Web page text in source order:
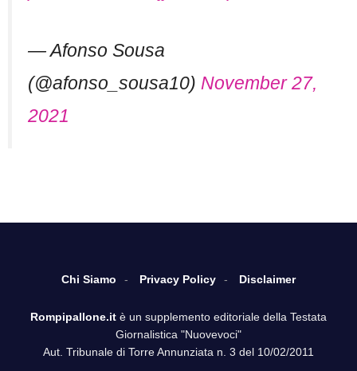
— Afonso Sousa
(@afonso_sousa10) November 27,
2021
Giornalistica "Nuovevoci"